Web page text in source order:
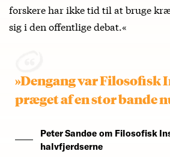
forskere har ikke tid til at bruge
sig i den offentlige debat.«
»Dengang var
præget af en stor bande
Peter Sandøe om Filosofisk
halvfjerdserne